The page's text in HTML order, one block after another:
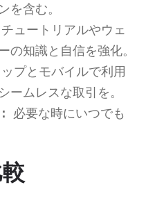
を含む。
チュートリアルやウェ
の知識と自信を強化。
プとモバイルで利用
ームレスな取引を。
必要な時にいつでも